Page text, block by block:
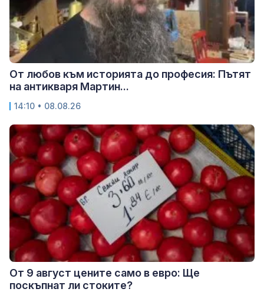
От любов към историята до професия: Пътят
на антикваря Мартин...
14:10 • 08.08.26
От 9 август цените само в евро: Ще
поскъпнат ли стоките?